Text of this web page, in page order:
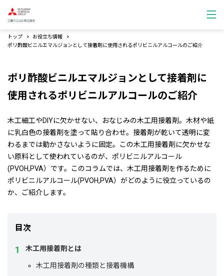
トップ
お役立ち情報
ポリ酢酸ビニルエマルジョンとして接着剤に使用されるポリビニルアルコールのご紹介
ポリ酢酸ビニルエマルジョンとして接着剤に
使用されるポリビニルアルコールのご紹介
木工細工やDIYに欠かせない、おなじみの木工用接着剤。木材や紙
に乳白色の接着剤を塗って貼り合わせ。接着剤が乾いて透明に変
わるまでは動かさないように固定。この木工用接着剤に欠かせな
い原料として使われているのが、ポリビニルアルコール
(PVOH,PVA）です。このコラムでは、木工用接着剤を作るために
ポリビニルアルコール(PVOH,PVA）がどのように役立っているの
か、ご紹介します。
目次
木工用接着剤とは
木工用接着剤の種類と接着機構